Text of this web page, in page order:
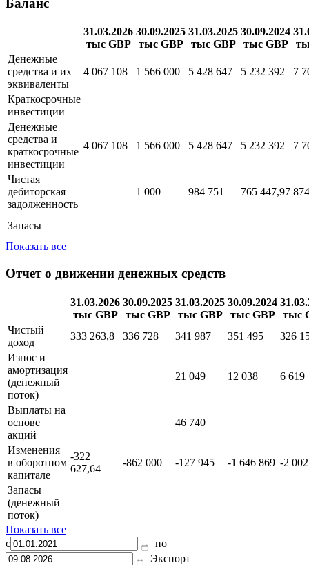
31.03.2026
тыс GBP
30.09.2025
тыс GBP
31.03.2025
тыс GBP
30.09.2024
тыс GBP
Денежные
средства и их
эквиваленты
4 067 108 1 566 000 5 428 647 5 232 392 7
Краткосрочные
инвестиции
Денежные
средства и
краткосрочные
инвестиции
4 067 108 1 566 000 5 428 647 5 232 392 7
Чистая
дебиторская
задолженность
1 000 984 751 765 447,97
Запасы
Показать все
Отчет о движении денежных средств
31.03.2026
тыс GBP
30.09.2025
тыс GBP
31.03.2025
тыс GBP
30.09.2024
тыс GBP
тыс
Чистый
доход
333 263,8 336 728 341 987 351 495
326
Износ и
амортизация
(денежный
поток)
21 049 12 038 6 619
Выплаты на
основе
акций
46 740
Изменения
в оборотном
капитале
-322
627,64
-862 000 -127 945 -1 646 869 -2
Запасы
(денежный
поток)
Показать все
с
по
Экспорт